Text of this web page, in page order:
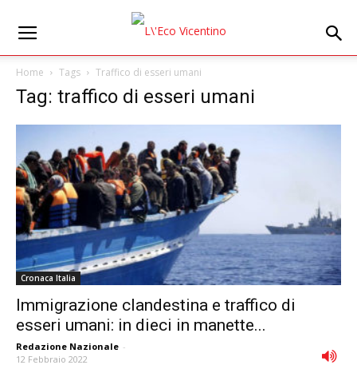
Home Tags Traffico di esseri umani
Tag: traffico di esseri umani
Cronaca Italia
Immigrazione clandestina e traffico di
esseri umani: in dieci in manette...
Redazione Nazionale -
12 Febbraio 2022